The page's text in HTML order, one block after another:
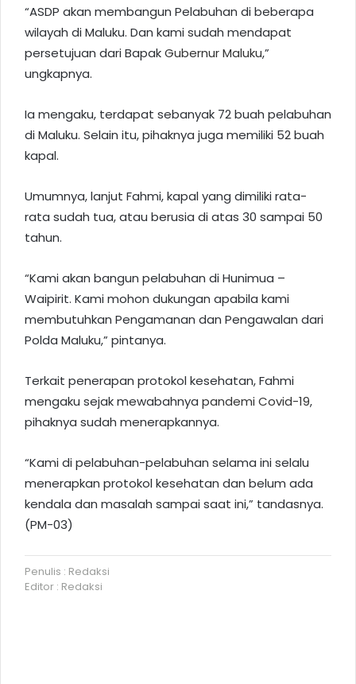
“ASDP akan membangun Pelabuhan di beberapa
wilayah di Maluku. Dan kami sudah mendapat
persetujuan dari BapakGubernur Maluku,”
ungkapnya.
Ia mengaku, terdapat sebanyak 72 buah pelabuhan
di Maluku. Selain itu, pihaknya juga memiliki 52 buah
kapal.
Umumnya, lanjut Fahmi, kapal yang dimiliki rata-
rata sudah tua, atau berusia di atas 30 sampai 50
tahun.
“Kami akan bangun pelabuhan di Hunimua –
Waipirit. Kami mohon dukungan apabila kami
membutuhkan Pengamanan dan Pengawalan dari
Polda Maluku,” pintanya.
Terkait penerapan protokol kesehatan, Fahmi
mengaku sejak mewabahnya pandemi Covid-19,
pihaknya sudah menerapkannya.
“Kami di pelabuhan-pelabuhan selama ini selalu
menerapkan protokol kesehatan dan belum ada
kendala dan masalah sampai saat ini,” tandasnya.
(PM-03)
Penulis : Redaksi
Editor : Redaksi